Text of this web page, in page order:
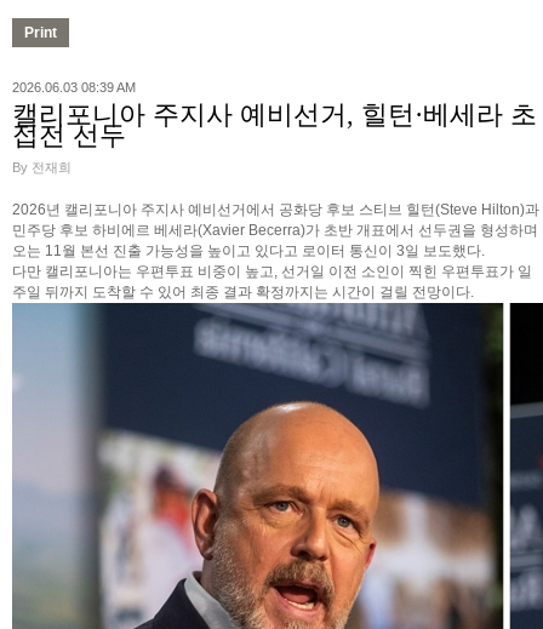
2026.06.03 08:39 AM
캘리포니아 주지사 예비선거, 힐턴·베세라 초
접전 선두
By 전재희
2026년 캘리포니아 주지사 예비선거에서 공화당 후보 스티브 힐턴(Steve Hilton)과
민주당 후보 하비에르 베세라(Xavier Becerra)가 초반 개표에서 선두권을 형성하며
오는 11월 본선 진출 가능성을 높이고 있다고 로이터 통신이 3일 보도했다.
다만 캘리포니아는 우편투표 비중이 높고, 선거일 이전 소인이 찍힌 우편투표가 일
주일 뒤까지 도착할 수 있어 최종 결과 확정까지는 시간이 걸릴 전망이다.